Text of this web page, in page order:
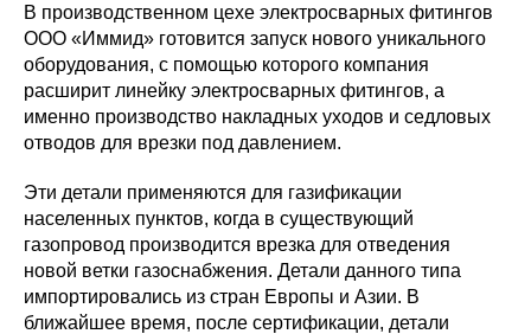
В производственном цехе электросварных фитингов
ООО «Иммид» готовится запуск нового уникального
оборудования, с помощью которого компания
расширит линейку электросварных фитингов, а
именно производство накладных уходов и седловых
отводов для врезки под давлением.
Эти детали применяются для газификации
населенных пунктов, когда в существующий
газопровод производится врезка для отведения
новой ветки газоснабжения. Детали данного типа
импортировались из стран Европы и Азии. В
ближайшее время, после сертификации, детали